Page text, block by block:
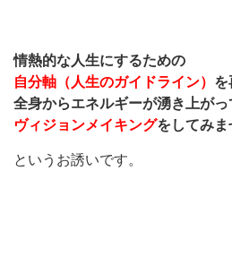
情熱的な人生にするための
自分軸（人生のガイドライン） を
全身からエネルギーが湧き上がっ
ヴィジョンメイキングをしてみま
というお誘いです。